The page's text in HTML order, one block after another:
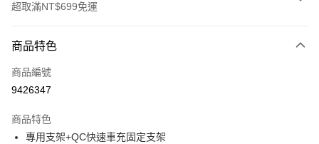
超取滿NT$699免運
信用卡一次付款
信用卡分期付款
合作金庫商業銀行
華南商業銀行
超商取貨付款
商品特色
商品編號
9426347
商品特色
專用支架+QC快速車充固定支架